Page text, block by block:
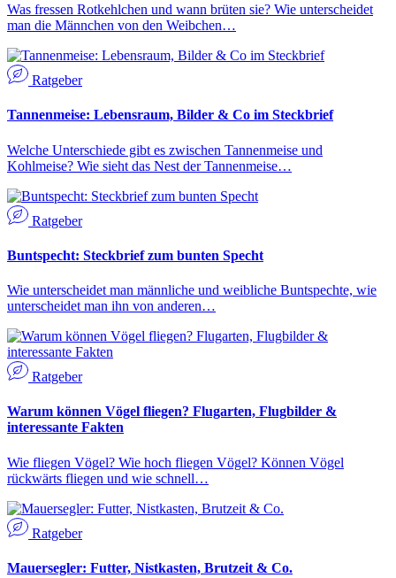
Was fressen Rotkehlchen und wann brüten sie? Wie unterscheidet
man die Männchen von den Weibchen…
Ratgeber
Tannenmeise: Lebensraum, Bilder & Co im Steckbrief
Welche Unterschiede gibt es zwischen Tannenmeise und
Kohlmeise? Wie sieht das Nest der Tannenmeise…
Ratgeber
Buntspecht: Steckbrief zum bunten Specht
Wie unterscheidet man männliche und weibliche Buntspechte, wie
unterscheidet man ihn von anderen…
Ratgeber
Warum können Vögel fliegen? Flugarten, Flugbilder &
interessante Fakten
Wie fliegen Vögel? Wie hoch fliegen Vögel? Können Vögel
rückwärts fliegen und wie schnell…
Ratgeber
Mauersegler: Futter, Nistkasten, Brutzeit & Co.